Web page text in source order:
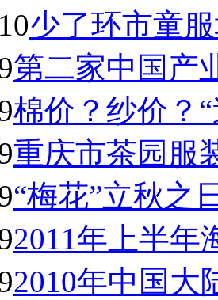
少了环市童
第二家中国产
棉价？纱价？
重庆市茶园服
“梅花”立秋之
2011年上半年
2010年中国大